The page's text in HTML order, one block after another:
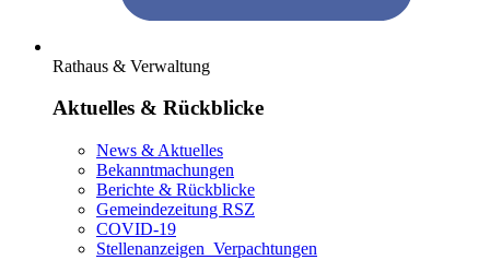
Rathaus & Verwaltung
Aktuelles & Rückblicke
News & Aktuelles
Bekanntmachungen
Berichte & Rückblicke
Gemeindezeitung RSZ
COVID-19
Stellenanzeigen_Verpachtungen